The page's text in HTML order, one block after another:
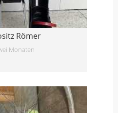
Römer
Monaten